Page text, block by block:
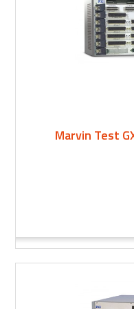
Marvin Test